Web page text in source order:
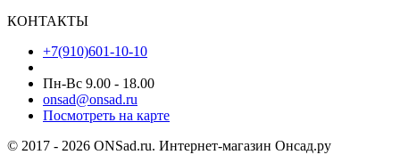
КОНТАКТЫ
+7(910)601-10-10
Пн-Вс 9.00 - 18.00
onsad@onsad.ru
Посмотреть на карте
© 2017 - 2026 ONSad.ru. Интернет-магазин Онсад.ру